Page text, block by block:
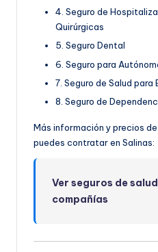
4. Seguro de
Quirúrgicas
5. Seguro Dental
6. Seguro para
7. Seguro de Salud para
8. Seguro de
Más información y precios
puedes contratar en Salinas:
Ver seguros de
compañías